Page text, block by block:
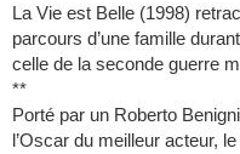
La Vie est Belle (1998)
parcours d’une famille
celle de la seconde guerre
**
Porté par un Roberto
l’Oscar du meilleur acteur,